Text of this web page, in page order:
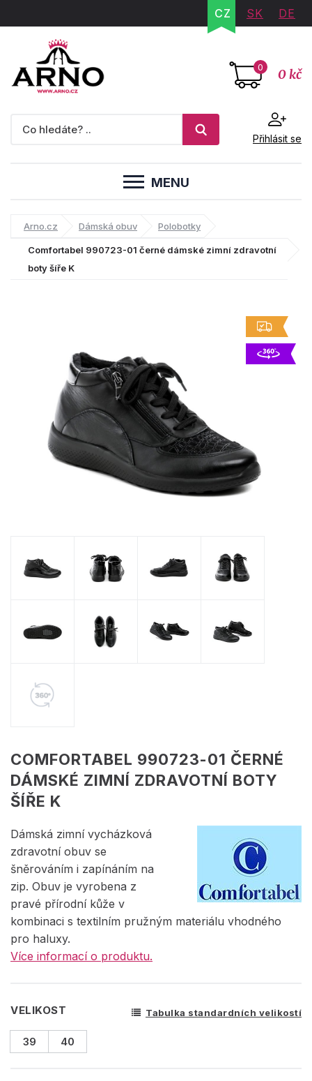
CZ SK DE
0 0 kč
Přihlásit se
MENU
Arno.cz Dámská obuv Polobotky
Comfortabel 990723-01 černé dámské zimní zdravotní
boty šíře K
COMFORTABEL 990723-01 ČERNÉ
DÁMSKÉ ZIMNÍ ZDRAVOTNÍ BOTY
ŠÍŘE K
Dámská zimní vycházková
zdravotní obuv se
šněrováním i zapínáním na
zip. Obuv je vyrobena z
pravé přírodní kůže v
kombinaci s textilním pružným materiálu vhodného
pro haluxy.
Více informací o produktu.
VELIKOST Tabulka standardních velikostí
39 40